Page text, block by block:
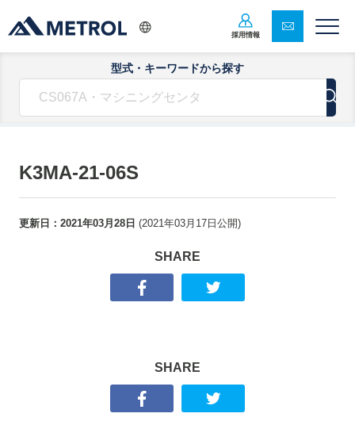
採用情報
型式・キーワードから探す
K3MA-21-06S
更新日： 2021年03月28日 (2021年03月17日 公開)
SHARE
SHARE